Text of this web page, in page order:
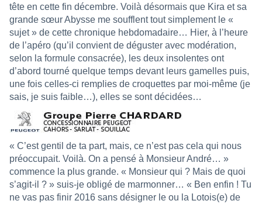
tête en cette fin décembre. Voilà désormais que Kira et sa
grande sœur Abysse me soufflent tout simplement le «
sujet » de cette chronique hebdomadaire… Hier, à l’heure
de l’apéro (qu’il convient de déguster avec modération,
selon la formule consacrée), les deux insolentes ont
d’abord tourné quelque temps devant leurs gamelles puis,
une fois celles-ci remplies de croquettes par moi-même (je
sais, je suis faible…), elles se sont décidées…
« C’est gentil de ta part, mais, ce n’est pas cela qui nous
préoccupait. Voilà. On a pensé à Monsieur André… »
commence la plus grande. « Monsieur qui ? Mais de quoi
s’agit-il ? » suis-je obligé de marmonner… « Ben enfin ! Tu
ne vas pas finir 2016 sans désigner le ou la Lotois(e) de